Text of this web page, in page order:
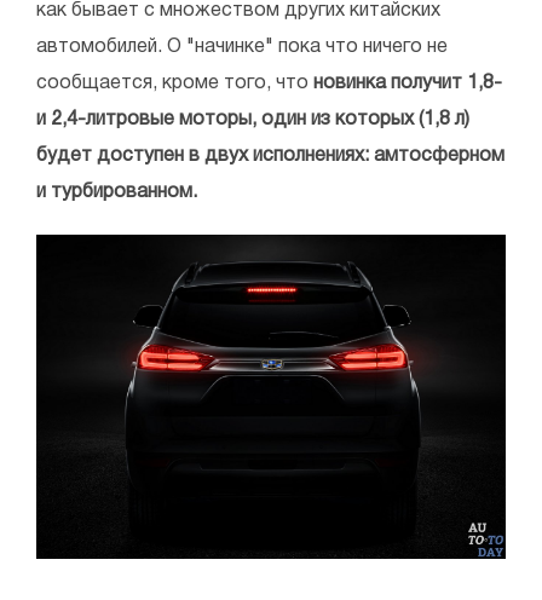
как бывает с множеством других китайских
автомобилей. О "начинке" пока что ничего не
сообщается, кроме того, что новинка получит 1,8-
и 2,4-литровые моторы, один из которых (1,8 л)
будет доступен в двух исполнениях: амтосферном
и турбированном.